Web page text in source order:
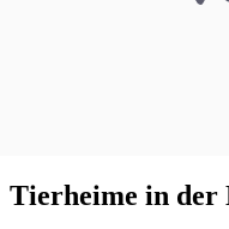
Tierheime in der